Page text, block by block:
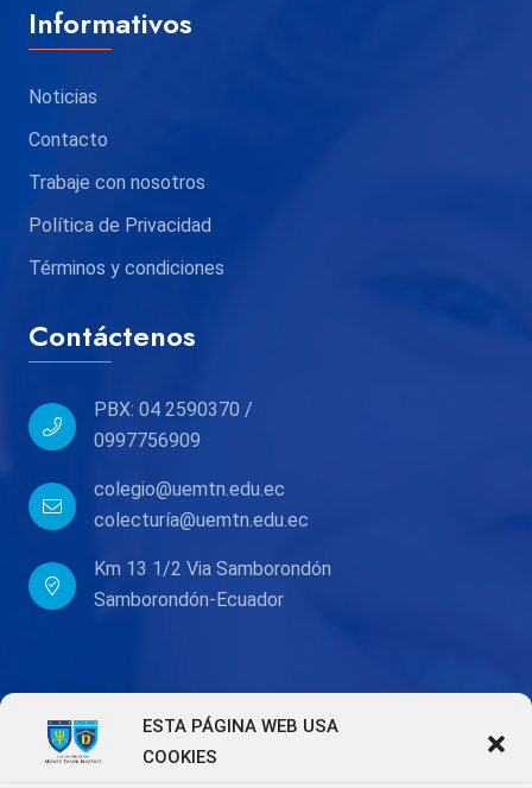
ESTA PÁGINA WEB USA
COOKIES
Informativos
Noticias
Contacto
Trabaje con nosotros
Política de Privacidad
Términos y condiciones
Contáctenos
PBX: 04 2590370 /
0997756909
colegio@uemtn.edu.ec
colecturía@uemtn.edu.ec
Km 13 1/2 Via Samborondón
Samborondón-Ecuador